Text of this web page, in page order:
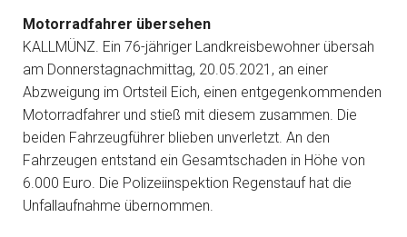
Motorradfahrer übersehen
KALLMÜNZ. Ein 76-jähriger Landkreisbewohner übersah
am Donnerstagnachmittag, 20.05.2021, an einer
Abzweigung im Ortsteil Eich, einen entgegenkommenden
Motorradfahrer und stieß mit diesem zusammen. Die
beiden Fahrzeugführer blieben unverletzt. An den
Fahrzeugen entstand ein Gesamtschaden in Höhe von
6.000 Euro. Die Polizeiinspektion Regenstauf hat die
Unfallaufnahme übernommen.